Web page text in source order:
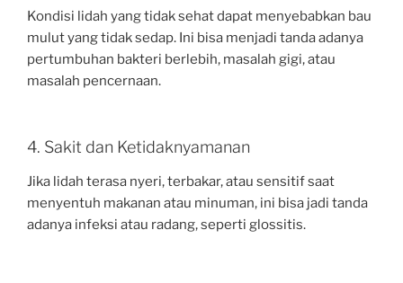
Kondisi lidah yang tidak sehat dapat menyebabkan bau
mulut yang tidak sedap. Ini bisa menjadi tanda adanya
pertumbuhan bakteri berlebih, masalah gigi, atau
masalah pencernaan.
4. Sakit dan Ketidaknyamanan
Jika lidah terasa nyeri, terbakar, atau sensitif saat
menyentuh makanan atau minuman, ini bisa jadi tanda
adanya infeksi atau radang, seperti glossitis.